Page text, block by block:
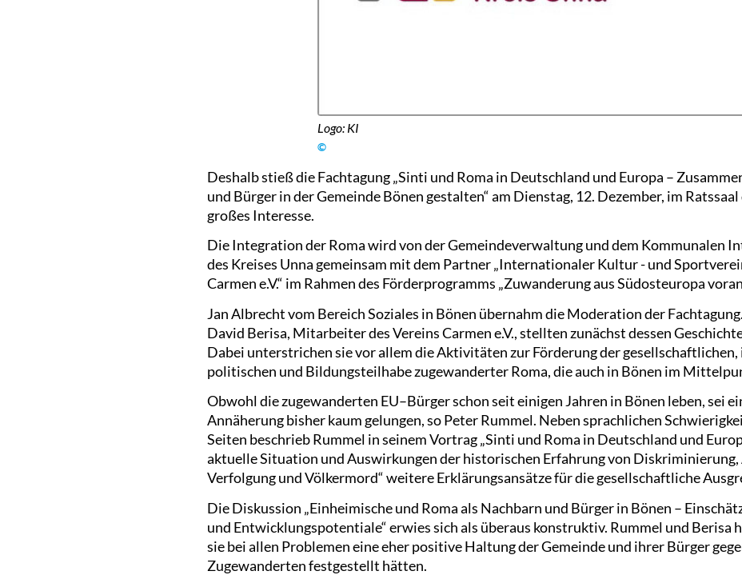
Logo: KI
©
Deshalb stieß die Fachtagung „Sinti und Roma in Deutschland und Europa –
und Bürger in der Gemeinde Bönen gestalten“ am Dienstag, 12. Dezember, im
großes Interesse.
Die Integration der Roma wird von der Gemeindeverwaltung und dem Kommunalen
des Kreises Unna gemeinsam mit dem Partner „Internationaler Kultur - und
Carmen e.V.“ im Rahmen des Förderprogramms „Zuwanderung aus Südosteuropa
Jan Albrecht vom Bereich Soziales in Bönen übernahm die Moderation der
David Berisa, Mitarbeiter des Vereins Carmen e.V., stellten zunächst dessen
Dabei unterstrichen sie vor allem die Aktivitäten zur Förderung der gesellschaftlichen,
politischen und Bildungsteilhabe zugewanderter Roma, die auch in Bönen im
Obwohl die zugewanderten EU–Bürger schon seit einigen Jahren in Bönen leben, sei
Annäherung bisher kaum gelungen, so Peter Rummel. Neben sprachlichen
Seiten beschrieb Rummel in seinem Vortrag „Sinti und Roma in Deutschland und
aktuelle Situation und Auswirkungen der historischen Erfahrung von Diskriminierung,
Verfolgung und Völkermord“ weitere Erklärungsansätze für die gesellschaftliche
Die Diskussion „Einheimische und Roma als Nachbarn und Bürger in Bönen –
und Entwicklungspotentiale“ erwies sich als überaus konstruktiv. Rummel und Berisa
sie bei allen Problemen eine eher positive Haltung der Gemeinde und ihrer Bürger
Zugewanderten festgestellt hätten.